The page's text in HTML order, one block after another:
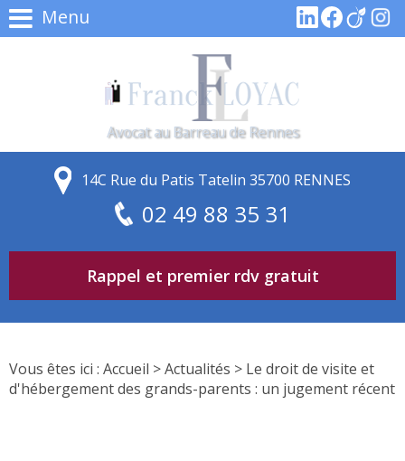
Menu
Avocat au Barreau de Rennes
14C Rue du Patis Tatelin 35700 RENNES
02 49 88 35 31
Rappel et premier rdv gratuit
Vous êtes ici : Accueil >Actualités > Le droit de visite et
d'hébergement des grands-parents : un jugement récent